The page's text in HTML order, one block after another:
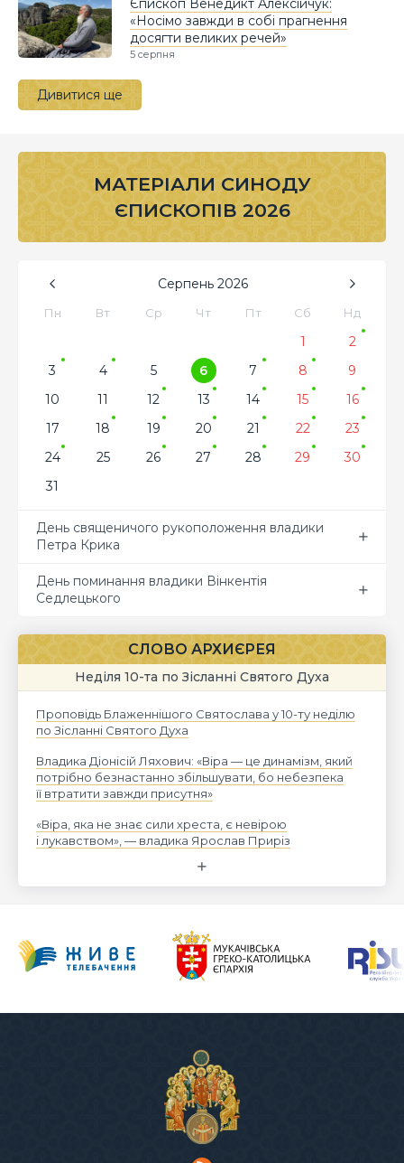
Єпископ Венедикт Алексійчук:
«Носімо завжди в собі прагнення
досягти великих речей»
5 серпня
Дивитися ще
МАТЕРІАЛИ СИНОДУ
ЄПИСКОПІВ 2026
Серпень 2026
Пн Вт Ср Чт Пт Сб Нд
1
2
3
4 5 6 7 8
9
10
11 12 13 14 15
16
17
18 19 20 21 22
23
24
25 26 27 28 29
30
31
День священичого рукоположення владики
Петра Крика
День поминання владики Вінкентія
Седлецького
СЛОВО АРХИЄРЕЯ
Неділя 10-та по Зісланні Святого Духа
Проповідь Блаженнішого Святослава у 10-ту неділю
по Зісланні Святого Духа
Владика Діонісій Ляхович: «Віра — це динамізм, який
потрібно безнастанно збільшувати, бо небезпека
її втратити завжди присутня»
«Віра, яка не знає сили хреста, є невірою
і лукавством», — владика Ярослав Приріз